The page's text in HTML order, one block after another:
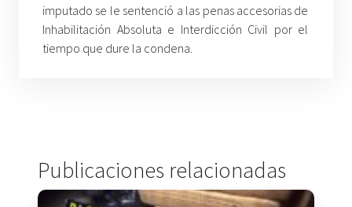
imputado se le sentenció a las penas accesorias de
Inhabilitación Absoluta e Interdicción Civil por el
tiempo que dure la condena.
Publicaciones relacionadas